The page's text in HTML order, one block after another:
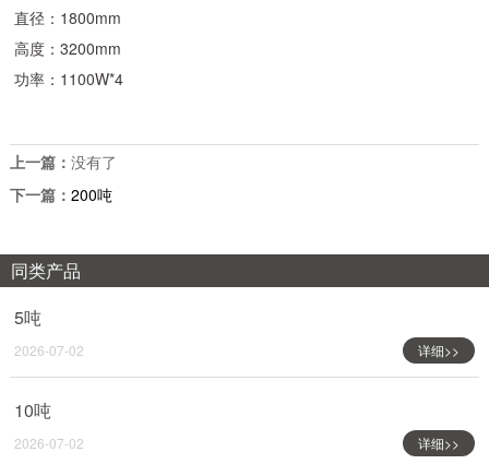
直径：1800mm
高度：3200mm
功率：1100W*4
上一篇： 没有了
下一篇： 200吨
同类产品
5吨
2026-07-02 详细>>
10吨
2026-07-02 详细>>